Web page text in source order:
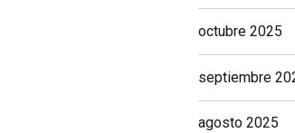
octubre 2025
septiembre
agosto 2025